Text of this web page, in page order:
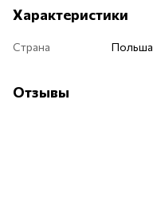
Характеристики
Страна Польша
Отзывы